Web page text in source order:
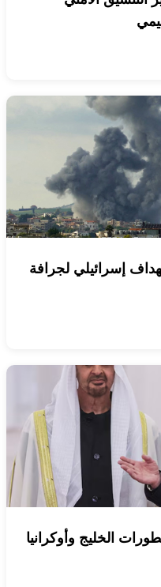
إسرائيلي لجرافة
الخليج وأوكرانيا